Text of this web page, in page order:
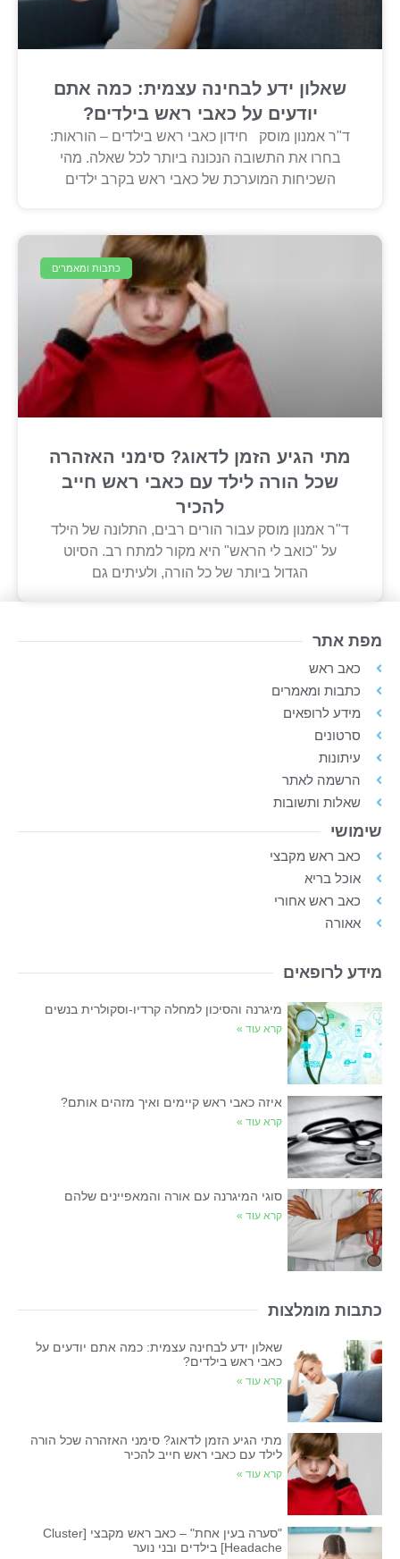
שאלון ידע לבחינה עצמית: כמה אתם
יודעים על כאבי ראש בילדים?
ד"ר אמנון מוסק חידון כאבי ראש בילדים – הוראות:
בחרו את התשובה הנכונה ביותר לכל שאלה. מהי
השכיחות המוערכת של כאבי ראש בקרב ילדים
כתבות ומאמרים
מתי הגיע הזמן לדאוג? סימני האזהרה
שכל הורה לילד עם כאבי ראש חייב
להכיר
ד"ר אמנון מוסק עבור הורים רבים, התלונה של הילד
על "כואב לי הראש" היא מקור למתח רב. הסיוט
הגדול ביותר של כל הורה, ולעיתים גם
מפת אתר
כאב ראש
כתבות ומאמרים
מידע לרופאים
סרטונים
עיתונות
הרשמה לאתר
שאלות ותשובות
שימושי
כאב ראש מקבצי
אוכל בריא
כאב ראש אחורי
אאורה
מידע לרופאים
מיגרנה והסיכון למחלה קרדיו-וסקולרית בנשים
קרא עוד »
איזה כאבי ראש קיימים ואיך מזהים אותם?
קרא עוד »
סוגי המיגרנה עם אורה והמאפיינים שלהם
קרא עוד »
כתבות מומלצות
שאלון ידע לבחינה עצמית: כמה אתם יודעים על
כאבי ראש בילדים?
קרא עוד »
מתי הגיע הזמן לדאוג? סימני האזהרה שכל הורה
לילד עם כאבי ראש חייב להכיר
קרא עוד »
"סערה בעין אחת" – כאב ראש מקבצי [Cluster
Headache] בילדים ובני נוער